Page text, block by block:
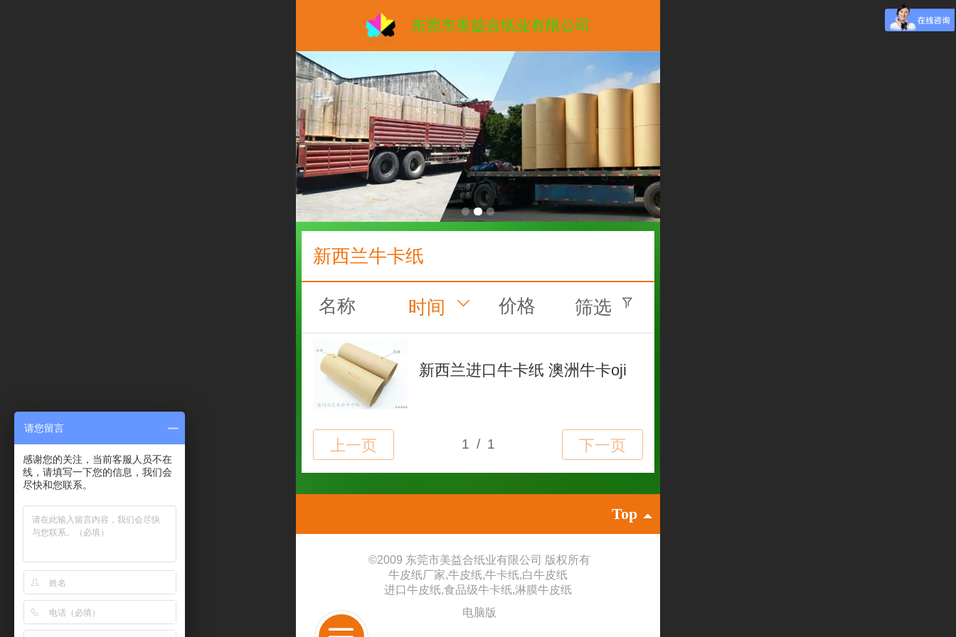
东莞市美益合纸业有限公司
新西兰牛卡纸
名称 时间 价格 筛选
新西兰进口牛卡纸 澳洲牛卡oji
Top
©2009 东莞市美益合纸业有限公司 版权所有
牛皮纸厂家,牛皮纸,牛卡纸,白牛皮纸
进口牛皮纸,食品级牛卡纸,淋膜牛皮纸
电脑版
请您留言
感谢您的关注，当前客服人员不在
线，请填写一下您的信息，我们会
尽快和您联系。